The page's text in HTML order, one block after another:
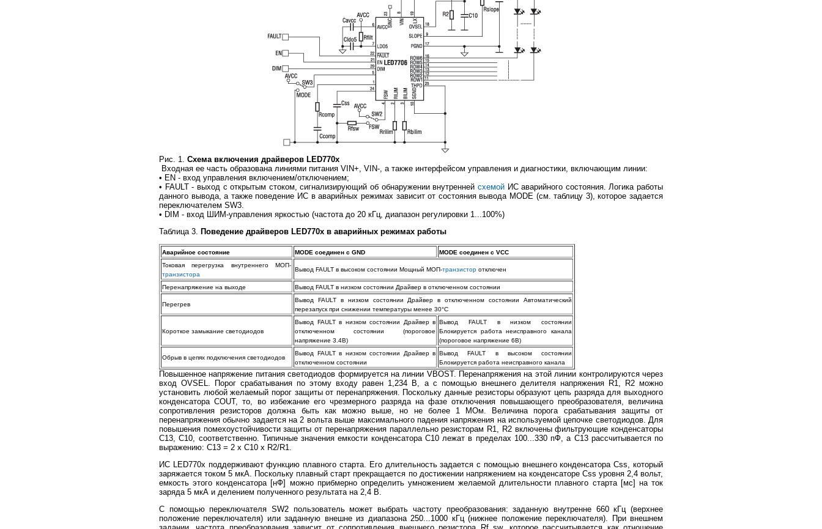
Рис. 1. Схема включения драйверов LED770x
Входная ее часть образована линиями питания VIN+, VIN-, а также интерфейсом управления и диагностики, включающим линии:
• EN - вход управления включением/отключением;
• FAULT - выход с открытым стоком, сигнализирующий об обнаружении внутренней схемойИС аварийного состояния. Логика работы
данного вывода, а также поведение ИС в аварийных режимах зависит от состояния вывода MODE (см. таблицу 3), которое задается
переключателем SW3.
• DIM - вход ШИМ-управления яркостью (частота до 20 кГц, диапазон регулировки 1...100%)
Таблица 3. Поведение драйверов LED770x в аварийных режимах работы
Аварийное состояние MODE соединен с GND
MODE соединен с VCC
Токовая перегрузка внутреннего МОП-
транзистора
Вывод FAULT в высоком состоянии Мощный МОП-транзистор отключен
Перенапряжение на выходе Вывод FAULT в низком состоянии Драйвер в отключенном состоянии
Перегрев
Вывод FAULT в низком состоянии Драйвер в отключенном состоянии Автоматический
перезапуск при снижении температуры менее 30°С
Короткое замыкание светодиодов
Вывод FAULT в низком состоянии Драйвер в
отключенном состоянии (пороговое
напряжение 3.4В)
Вывод FAULT в низком состоянии
Блокируется работа неисправного канала
(пороговое напряжение 6В)
Обрыв в цепях подключения светодиодов
Вывод FAULT в низком состоянии Драйвер в
отключенном состоянии
Вывод FAULT в высоком состоянии
Блокируется работа неисправного канала
Повышенное напряжение питания светодиодов формируется на линии VBOST. Перенапряжения на этой линии контролируются через
вход OVSEL. Порог срабатывания по этому входу равен 1,234 В, а с помощью внешнего делителя напряжения R1, R2 можно
установить любой желаемый порог защиты от перенапряжения. Поскольку данные резисторы образуют цепь разряда для выходного
конденсатора COUT, то, во избежание его чрезмерного разряда на фазе отключения повышающего преобразователя, величина
сопротивления резисторов должна быть как можно выше, но не более 1 МОм. Величина порога срабатывания защиты от
перенапряжения обычно задается на 2 вольта выше максимального падения напряжения на используемой цепочке светодиодов. Для
повышения помехоустойчивости защиты от перенапряжения параллельно резисторам R1, R2 включены фильтрующие конденсаторы
С13, С10, соответственно. Типичные значения емкости конденсатора С10 лежат в пределах 100...330 пФ, а С13 рассчитывается по
выражению: С13 = 2 х С10 х R2/R1.
ИС LED770x поддерживают функцию плавного старта. Его длительность задается с помощью внешнего конденсатора Css, который
заряжается током 5 мкА. Поскольку плавный старт прекращается по достижении напряжением на конденсаторе Css уровня 2,4 вольт,
емкость этого конденсатора [нФ] можно прибмерно определить умножением желаемой длительности плавного старта [мс] на ток
заряда 5 мкА и делением полученного результата на 2,4 В.
С помощью переключателя SW2 пользователь может выбрать частоту преобразования: заданную внутренне 660 кГц (верхнее
положение переключателя) или заданную внешне из диапазона 250...1000 кГц (нижнее положение переключателя). При внешнем
задании, частота преобразования зависит от сопротивления внешнего резистора Rf sw, которое рассчитывается как отношение